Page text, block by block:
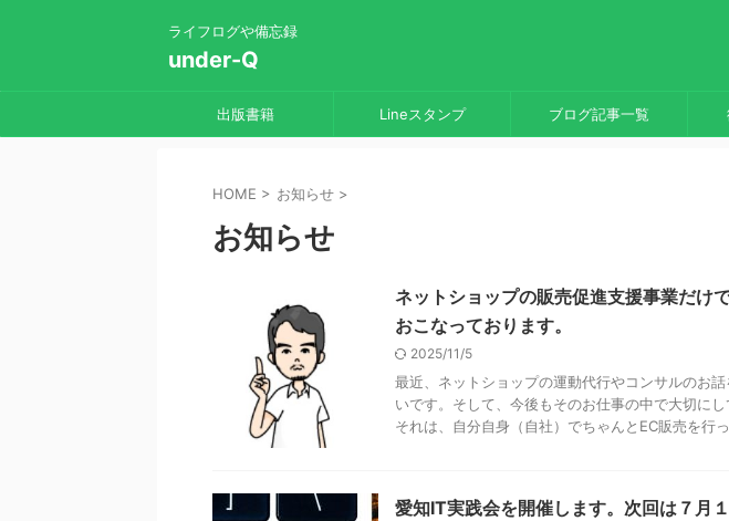
ライフログや備忘録
under-Q
出版書籍 Lineスタンプ ブログ記事一覧
HOME > お知らせ >
お知らせ
ネットショップの販売促進支援事業だけ
おこなっております。
2025/11/5
最近、ネットショップの運動代行やコンサルのお
いです。そして、今後もそのお仕事の中で大切にし
それは、自分自身（自社）でちゃんとEC販売を行
愛知IT実践会を開催します。次回は７月